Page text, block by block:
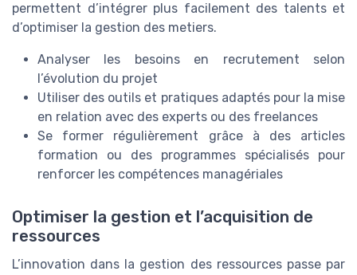
permettent d’intégrer plus facilement des talents et
d’optimiser la gestion des metiers.
Analyser les besoins en recrutement selon
l’évolution du projet
Utiliser des outils et pratiques adaptés pour la mise
en relation avec des experts ou des freelances
Se former régulièrement grâce à des articles
formation ou des programmes spécialisés pour
renforcer les compétences managériales
Optimiser la gestion et l’acquisition de
ressources
L’innovation dans la gestion des ressources passe par